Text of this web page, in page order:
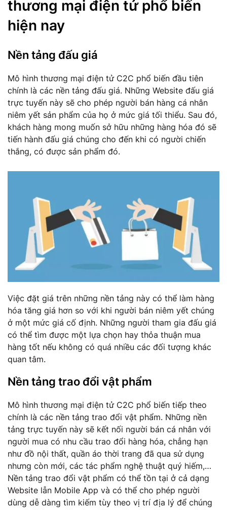
thương mại điện tử phổ biến
hiện nay
Nền tảng đấu giá
Mô hình thương mại điện tử C2C phổ biến đầu tiên
chính là các nền tảng đấu giá. Những Website đấu giá
trực tuyến này sẽ cho phép người bán hàng cá nhân
niêm yết sản phẩm của họ ở mức giá tối thiểu. Sau đó,
khách hàng mong muốn sở hữu những hàng hóa đó sẽ
tiến hành đấu giá chúng cho đến khi có người chiến
thắng, có được sản phẩm đó.
Việc đặt giá trên những nền tảng này có thể làm hàng
hóa tăng giá hơn so với khi người bán niêm yết chúng
ở một mức giá cố định. Những người tham gia đấu giá
có thể tìm được một lựa chọn hay thỏa thuận mua
hàng tốt nếu không có quá nhiều các đối tượng khác
quan tâm.
Nền tảng trao đổi vật phẩm
Mô hình thương mại điện tử C2C phổ biến tiếp theo
chính là các nền tảng trao đổi vật phẩm. Những nền
tảng trực tuyến này sẽ kết nối người bán cá nhân với
người mua có nhu cầu trao đổi hàng hóa, chẳng hạn
như đồ nội thất, quần áo thời trang đã qua sử dụng
nhưng còn mới, các tác phẩm nghệ thuật quý hiếm,…
Nền tảng trao đổi vật phẩm có thể tồn tại ở cả dạng
Website lẫn Mobile App và có thể cho phép người
dùng dễ dàng tìm kiếm tùy theo vị trí địa lý để chúng